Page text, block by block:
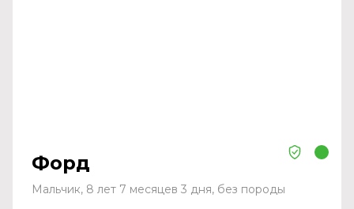
Форд
Мальчик, 8 лет 7 месяцев 3 дня, без породы